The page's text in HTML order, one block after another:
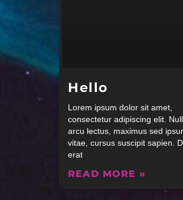
Hello
Lorem ipsum dolor sit amet,
consectetur adipiscing elit.
arcu lectus, maximus sed
vitae, cursus suscipit sapien.
erat
READ MORE »